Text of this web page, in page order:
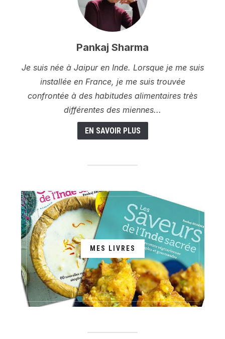
Pankaj Sharma
Je suis née à Jaipur en Inde. Lorsque je me suis
installée en France, je me suis trouvée
confrontée à des habitudes alimentaires très
différentes des miennes...
EN SAVOIR PLUS
MES LIVRES